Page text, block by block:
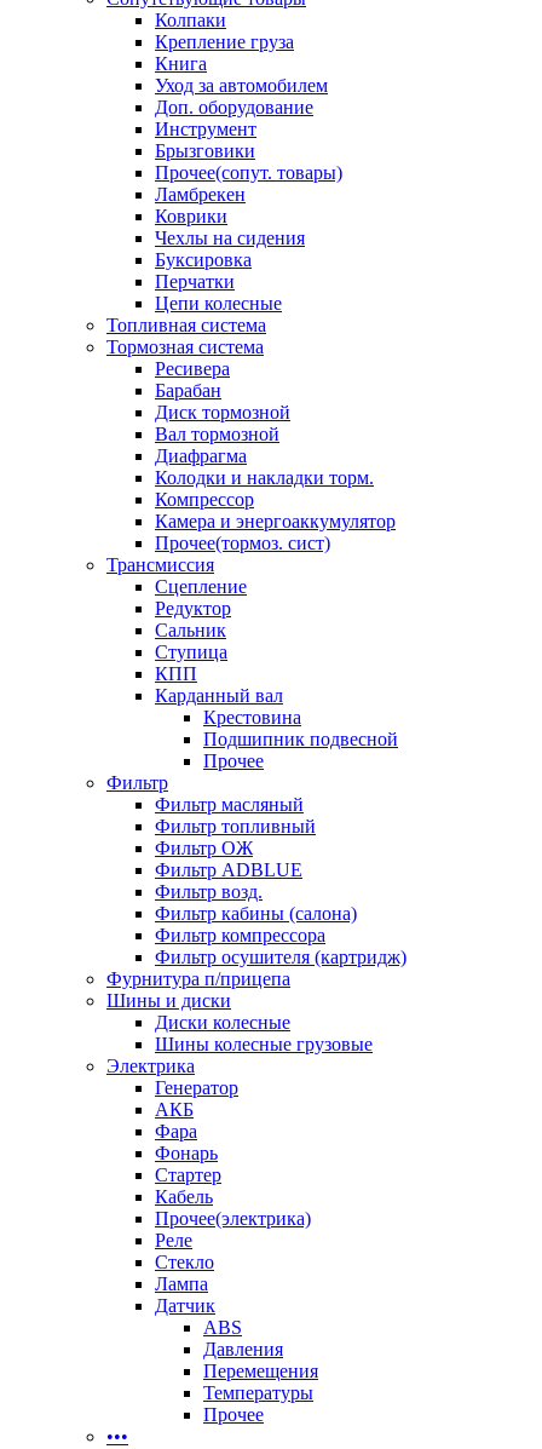
Колпаки
Крепление груза
Книга
Уход за автомобилем
Доп. оборудование
Инструмент
Брызговики
Прочее(сопут. товары)
Ламбрекен
Коврики
Чехлы на сидения
Буксировка
Перчатки
Цепи колесные
Топливная система
Тормозная система
Ресивера
Барабан
Диск тормозной
Вал тормозной
Диафрагма
Колодки и накладки торм.
Компрессор
Камера и энергоаккумулятор
Прочее(тормоз. сист)
Трансмиссия
Сцепление
Редуктор
Сальник
Ступица
КПП
Карданный вал
Крестовина
Подшипник подвесной
Прочее
Фильтр
Фильтр масляный
Фильтр топливный
Фильтр ОЖ
Фильтр ADBLUE
Фильтр возд.
Фильтр кабины (салона)
Фильтр компрессора
Фильтр осушителя (картридж)
Фурнитура п/прицепа
Шины и диски
Диски колесные
Шины колесные грузовые
Электрика
Генератор
АКБ
Фара
Фонарь
Стартер
Кабель
Прочее(электрика)
Реле
Стекло
Лампа
Датчик
ABS
Давления
Перемещения
Температуры
Прочее
•••